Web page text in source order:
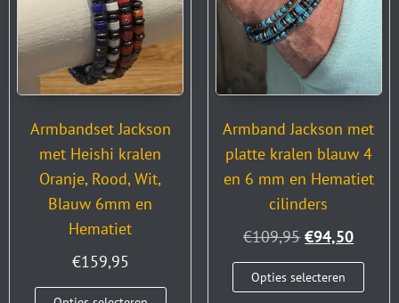
Armbandset Jackson
met Heishi kralen
Oranje, Rood, Wit,
Blauw 6mm en
Hematiet
€159,95
Armband Jackson met
platte kralen blauw 4
en 6 mm en Hematiet
cilinders
€109,95 €94,50
Opties selecteren